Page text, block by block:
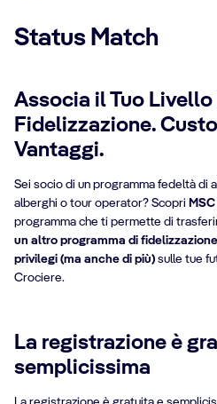
Status Match
Associa il Tuo Livello
Fidelizzazione.
Vantaggi.
Sei socio di un programma fedeltà di
alberghi o tour operator? Scopri
programma che ti permette di
un altro programma di
privilegi (ma anche di più) sulle tue
Crociere.
La registrazione è
semplicissima